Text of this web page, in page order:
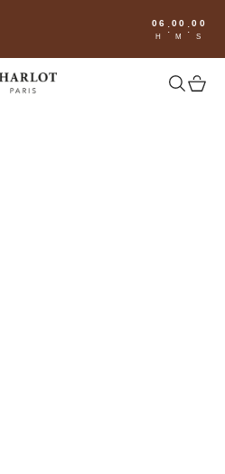
06
H
:00
M
:00
S
· Paris Ouvrir la
Voir